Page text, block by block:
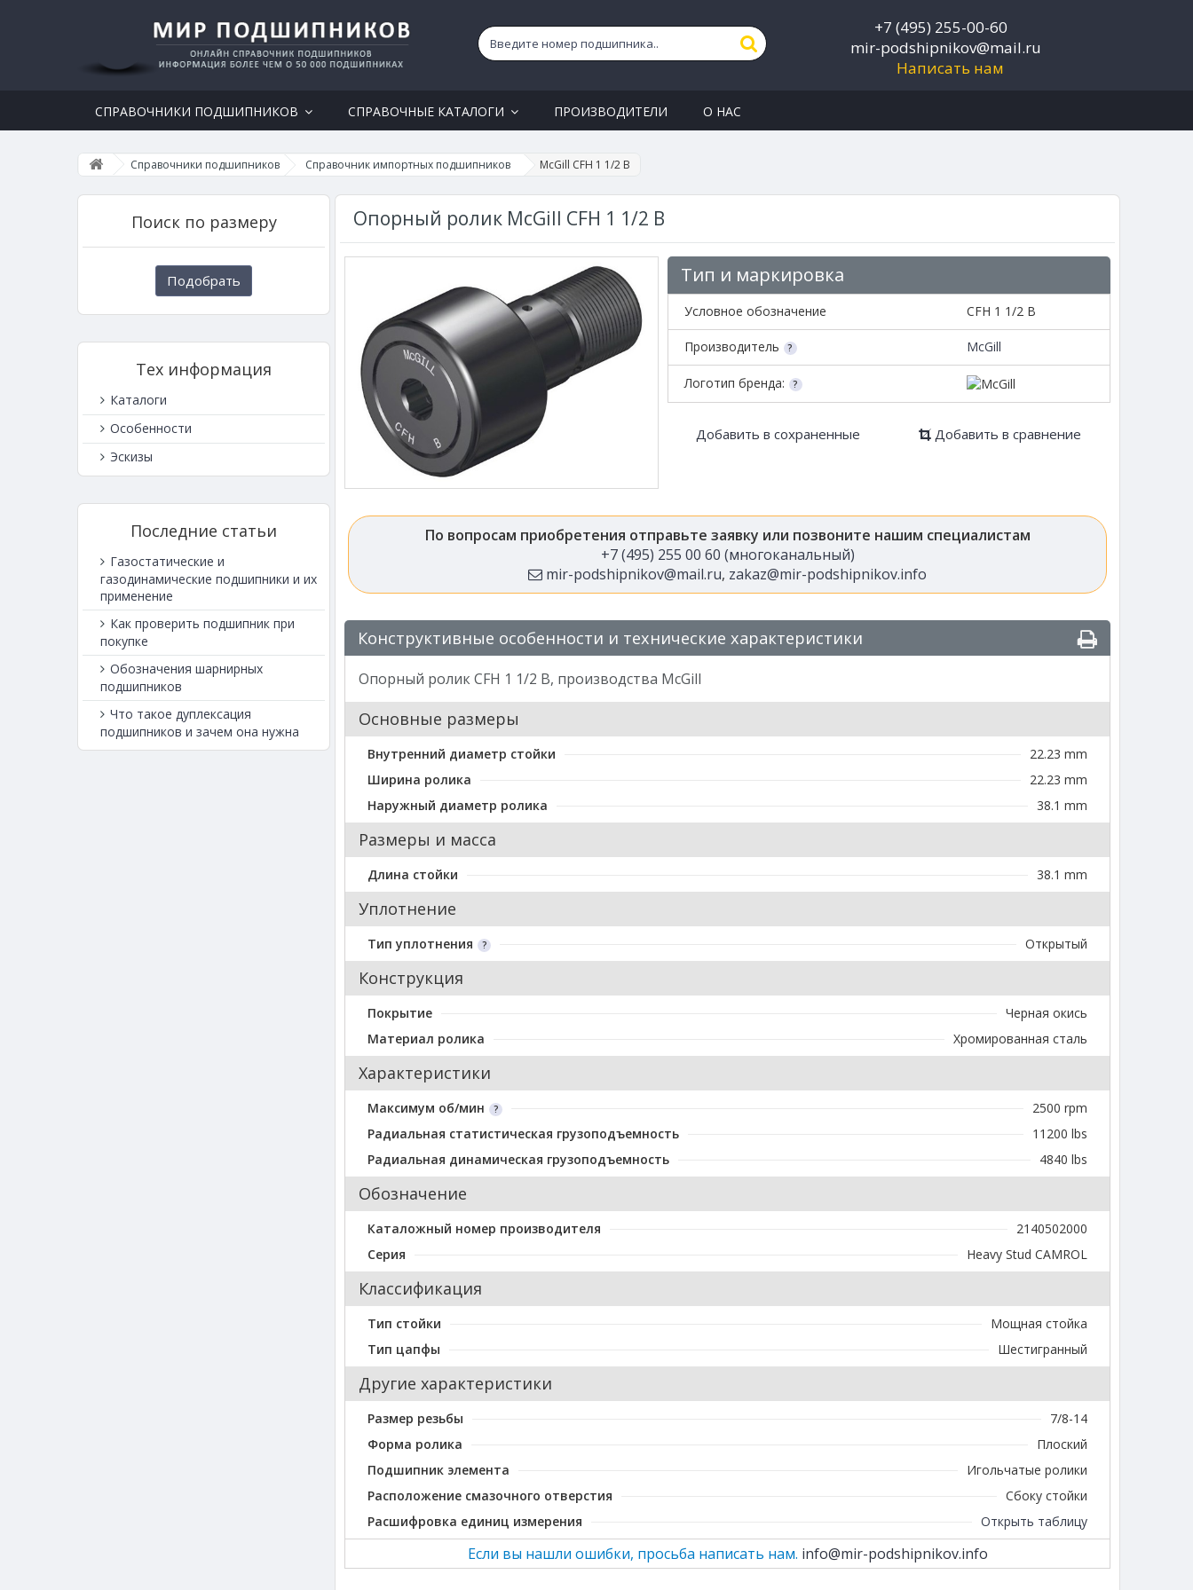
+7 (495) 255-00-60
mir-podshipnikov@mail.ru
Написать нам
СПРАВОЧНИКИ ПОДШИПНИКОВ СПРАВОЧНЫЕ КАТАЛОГИ ПРОИЗВОДИТЕЛИ О НАС
Справочники подшипников Справочник импортных подшипников McGill CFH 1 1/2 B
Поиск по размеру
Подобрать
Тех информация
Каталоги
Особенности
Эскизы
Последние статьи
Газостатические и
газодинамические подшипники и их
применение
Как проверить подшипник при
покупке
Обозначения шарнирных
подшипников
Что такое дуплексация
подшипников и зачем она нужна
Опорный ролик McGill CFH 1 1/2 B
Тип и маркировка
Условное обозначение CFH 1 1/2 B
Производитель McGill
Логотип бренда:
Добавить в сохраненные Добавить в сравнение
По вопросам приобретения отправьте заявку или позвоните нашим специалистам
+7 (495) 255 00 60 (многоканальный)
mir-podshipnikov@mail.ru, zakaz@mir-podshipnikov.info
Конструктивные особенности и технические характеристики
Опорный ролик CFH 1 1/2 B, производства McGill
Основные размеры
Внутренний диаметр стойки
22.23 mm
Ширина ролика
22.23 mm
Наружный диаметр ролика
38.1 mm
Размеры и масса
Длина стойки 38.1 mm
Уплотнение
Тип уплотнения Открытый
Конструкция
Покрытие
Черная окись
Материал ролика
Хромированная сталь
Характеристики
Максимум об/мин
2500 rpm
Радиальная статистическая грузоподъемность
11200 lbs
Радиальная динамическая грузоподъемность
4840 lbs
Обозначение
Каталожный номер производителя
2140502000
Серия
Heavy Stud CAMROL
Классификация
Тип стойки
Мощная стойка
Тип цапфы
Шестигранный
Другие характеристики
Размер резьбы
7/8-14
Форма ролика
Плоский
Подшипник элемента
Игольчатые ролики
Расположение смазочного отверстия
Сбоку стойки
Расшифровка единиц измерения
Открыть таблицу
Если вы нашли ошибки, просьба написать нам. info@mir-podshipnikov.info